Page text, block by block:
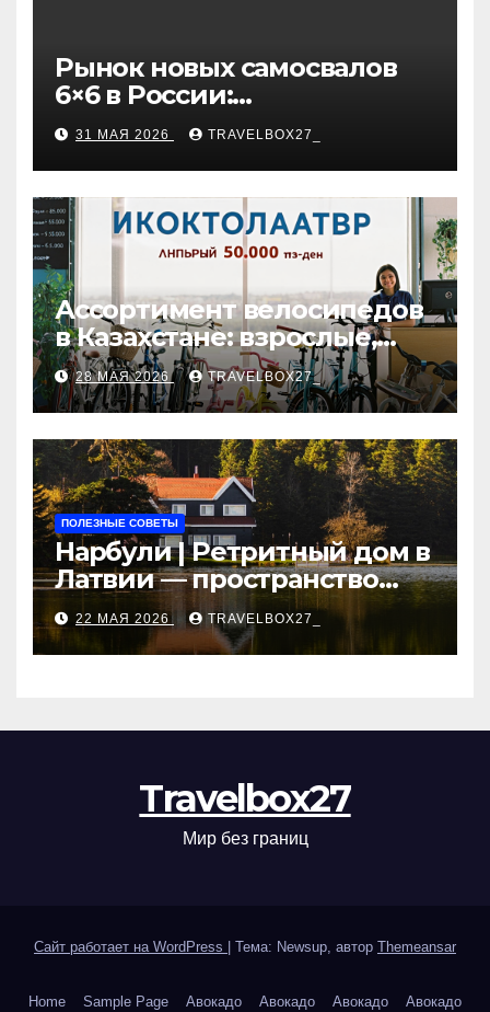
Рынок новых самосвалов
6×6 в России:
характеристики и цены
31 МАЯ 2026 TRAVELBOX27_
Ассортимент велосипедов
в Казахстане: взрослые,
детские и городские
модели, ценовые
категории и варианты
рассрочки
28 МАЯ 2026 TRAVELBOX27_
ПОЛЕЗНЫЕ СОВЕТЫ
Нарбули | Ретритный дом в
Латвии — пространство
для саморазвития и
восстановления
22 МАЯ 2026 TRAVELBOX27_
Travelbox27
Мир без границ
Сайт работает на WordPress Тема: Newsup, автор Themeansar
Home Sample Page Авокадо Авокадо Авокадо Авокадо